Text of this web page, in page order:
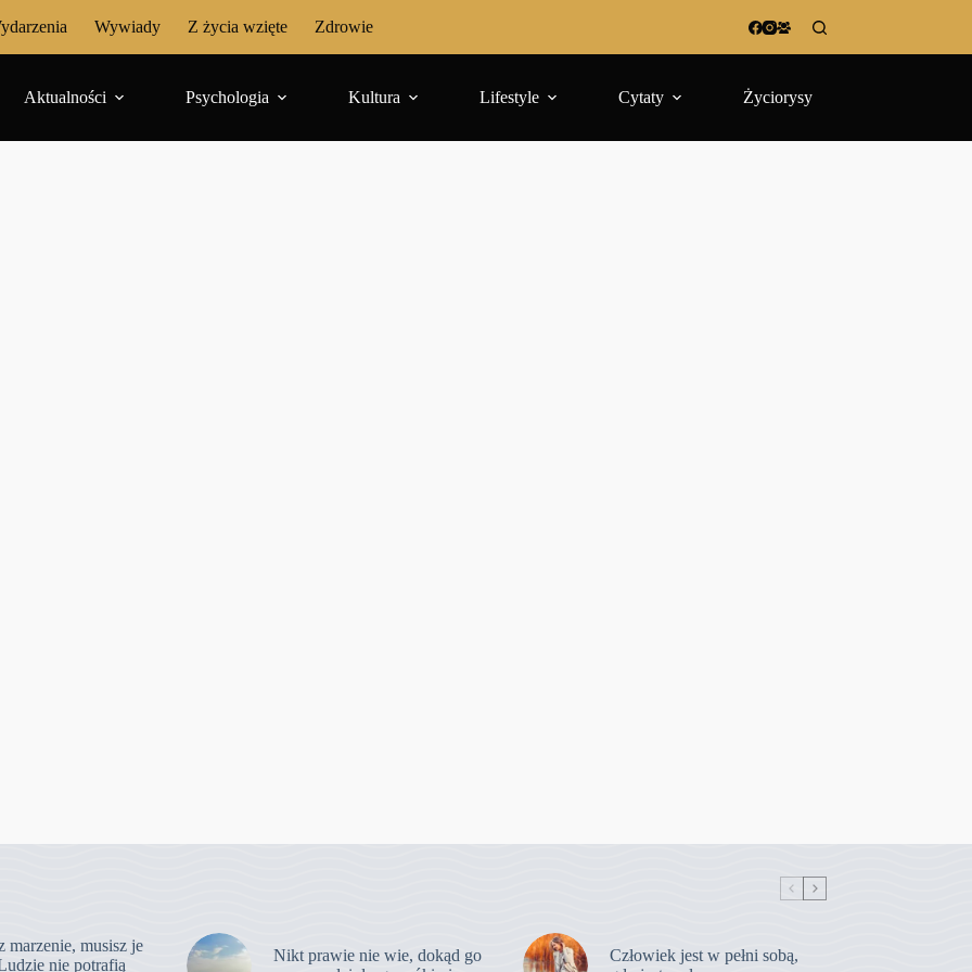
Wywiady Z życia wzięte Zdrowie
Aktualności Psychologia Kultura Lifestyle Cytaty Życiorysy
marzenie, musisz je
nie potrafią
Nikt prawie nie wie, dokąd go
Człowiek jest w pełni sobą,